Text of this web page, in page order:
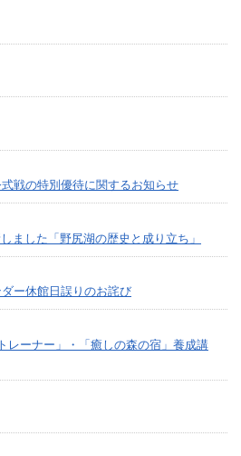
戦の特別優待に関するお知らせ
ました「野尻湖の歴史と成り立ち」
ー休館日誤りのお詫び
レーナー」・「癒しの森の宿」養成講